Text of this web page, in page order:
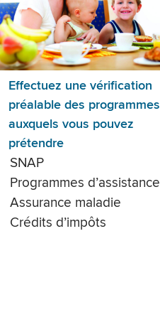
Effectuez une vérification
préalable des programmes
auxquels vous pouvez
prétendre
SNAP
Programmes d’assistance
Assurance maladie
Crédits d’impôts